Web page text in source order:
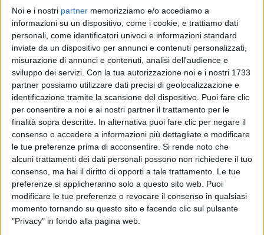
Noi e i nostri partner memorizziamo e/o accediamo a
informazioni su un dispositivo, come i cookie, e trattiamo dati
personali, come identificatori univoci e informazioni standard
inviate da un dispositivo per annunci e contenuti personalizzati,
misurazione di annunci e contenuti, analisi dell'audience e
sviluppo dei servizi. Con la tua autorizzazione noi e i nostri 1733
partner possiamo utilizzare dati precisi di geolocalizzazione e
identificazione tramite la scansione del dispositivo. Puoi fare clic
per consentire a noi e ai nostri partner il trattamento per le
finalità sopra descritte. In alternativa puoi fare clic per negare il
consenso o accedere a informazioni più dettagliate e modificare
le tue preferenze prima di acconsentire. Si rende noto che
alcuni trattamenti dei dati personali possono non richiedere il tuo
consenso, ma hai il diritto di opporti a tale trattamento. Le tue
preferenze si applicheranno solo a questo sito web. Puoi
modificare le tue preferenze o revocare il consenso in qualsiasi
momento tornando su questo sito e facendo clic sul pulsante
"Privacy" in fondo alla pagina web.
IL RACCONTO DEL CONCERTO 17 nov 2025
Raf fa perdere il Self Control anche al
Teatro Lirico di Milano
Le celebrazioni per i 40 anni del brano “Self Control”
di Raf continuano. Ieri sera (16 novembre) al Teatro
Lirico Giorgio Gaber, l’artista ha festeggiato anche
con il suo pubblico milanese. Scopri la scaletta del
concerto e i momenti emozionanti della serata
Linda Porotti